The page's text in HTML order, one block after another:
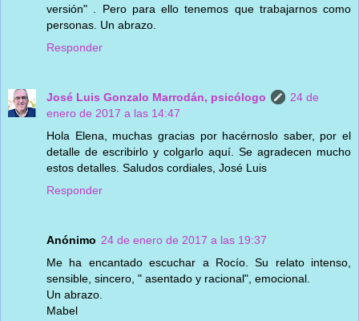
versión" . Pero para ello tenemos que trabajarnos como
personas. Un abrazo.
Responder
José Luis Gonzalo Marrodán, psicólogo
24 de
enero de 2017 a las 14:47
Hola Elena, muchas gracias por hacérnoslo saber, por el
detalle de escribirlo y colgarlo aquí. Se agradecen mucho
estos detalles. Saludos cordiales, José Luis
Responder
Anónimo 24 de enero de 2017 a las 19:37
Me ha encantado escuchar a Rocío. Su relato intenso,
sensible, sincero, " asentado y racional", emocional.
Un abrazo.
Mabel